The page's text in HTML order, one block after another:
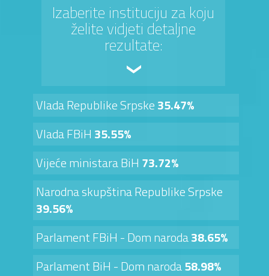
Izaberite instituciju za koju
želite vidjeti detaljne
rezultate:
Vlada Republike Srpske35.47%
Vlada FBiH 35.55%
Vijeće ministara BiH 73.72%
Narodna skupština Republike Srpske
39.56%
Parlament FBiH - Dom naroda38.65%
Parlament BiH - Dom naroda58.98%